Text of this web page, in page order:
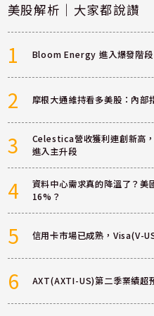
美股解析｜大家都說讚
1 Bloom Energy 進入爆發階段
2 摩根大通維持看多美股：內
3
Celestica營收獲利連創新高
進入主升段
4
資料中心需求真的降溫了？
16%？
5 信用卡市場已成熟，Visa(V-
6 AXT(AXTI-US)第二季業績超